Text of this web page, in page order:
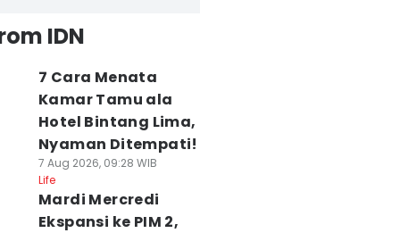
IDN
7 Cara Menata
Kamar Tamu ala
Hotel Bintang Lima,
Nyaman Ditempati!
7 Aug 2026, 09:28 WIB
Life
Mardi Mercredi
Ekspansi ke PIM 2,